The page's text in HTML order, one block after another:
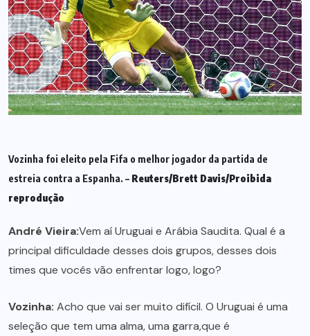
Vozinha foi eleito pela Fifa o melhor jogador da partida de
estreia contra a Espanha. – Reuters/Brett Davis/Proibida
reprodução
André Vieira:Vem aí Uruguai e Arábia Saudita. Qual é a
principal dificuldade desses dois grupos, desses dois
times que vocês vão enfrentar logo, logo?
Vozinha: Acho que vai ser muito difícil. O Uruguai é uma
seleção que tem uma alma, uma garra,que é